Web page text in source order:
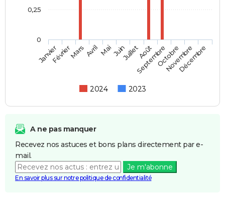
2024 2023
JanvierFévrierMars AvrilMaiJuinJuilletAoût
SeptembreOctobre
Novembre
Décembre
0
0,25
A ne pas manquer
Recevez nos astuces et bons plans directement par e-
mail.
Je m'abonne
En savoir plus sur notre politique de confidentialité